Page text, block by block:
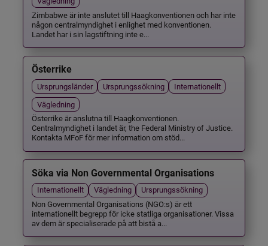
Zimbabwe är inte anslutet till Haagkonventionen och har inte
någon centralmyndighet i enlighet med konventionen.
Landet har i sin lagstiftning inte e...
Österrike
Ursprungsländer Ursprungssökning
Internationellt
Vägledning
Österrike är anslutna till Haagkonventionen.
Centralmyndighet i landet är, the Federal Ministry of Justice.
Kontakta MFoF för mer information om stöd...
Söka via Non Governmental Organisations
Internationellt Vägledning
Ursprungssökning
Non Governmental Organisations (NGO:s) är ett
internationellt begrepp för icke statliga organisationer. Vissa
av dem är specialiserade på att bistå a...